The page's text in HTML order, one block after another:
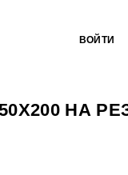
ВОЙТИ
НА